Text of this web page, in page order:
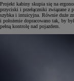
Projekt kabiny skupia się na
przyciski i przełączniki związane z
szybka i intuicyjna. Równie duże
i położenie dopracowano tak, by
pełną kontrolę nad pojazdem.